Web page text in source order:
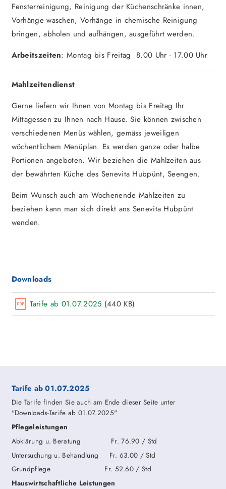
Fensterreinigung, Reinigung der Küchenschränke innen,
Vorhänge waschen, Vorhänge in chemische Reinigung
bringen, abholen und aufhängen, ausgeführt werden.
Arbeitszeiten: Montag bis Freitag 8.00 Uhr - 17.00 Uhr
Mahlzeitendienst
Gerne liefern wir Ihnen von Montag bis Freitag Ihr
Mittagessen zu Ihnen nach Hause. Sie können zwischen
verschiedenen Menüs wählen, gemäss jeweiligen
wöchentlichem Menüplan. Es werden ganze oder halbe
Portionen angeboten. Wir beziehen die Mahlzeiten aus
der bewährten Küche des Senevita Hubpünt, Seengen.
Beim Wunsch auch am Wochenende Mahlzeiten zu
beziehen kann man sich direkt ans Senevita Hubpünt
wenden.
Downloads
Tarife ab 01.07.2025 (440 KB)
Tarife ab 01.07.2025
Die Tarife finden Sie auch am Ende dieser Seite unter
"Downloads-Tarife ab 01.07.2025"
Pflegeleistungen
Abklärung u. Beratung Fr. 76.90 / Std
Untersuchung u. Behandlung Fr. 63.00 / Std
Grundpflege Fr. 52.60 / Std
Hauswirtschaftliche Leistungen